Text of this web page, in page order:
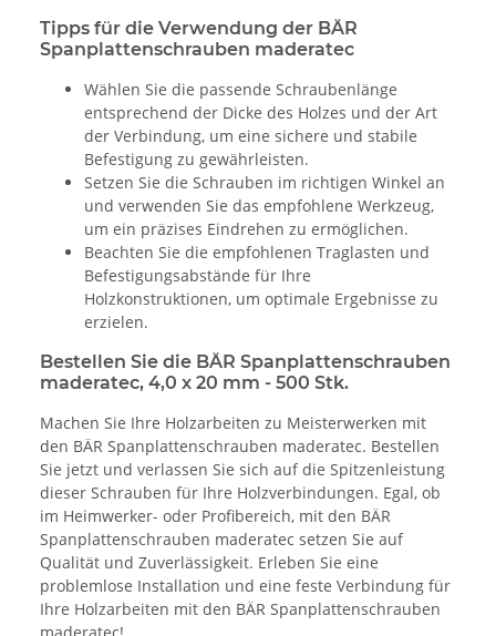
Tipps für die Verwendung der BÄR
Spanplattenschrauben maderatec
Wählen Sie die passende Schraubenlänge
entsprechend der Dicke des Holzes und der Art
der Verbindung, um eine sichere und stabile
Befestigung zu gewährleisten.
Setzen Sie die Schrauben im richtigen Winkel an
und verwenden Sie das empfohlene Werkzeug,
um ein präzises Eindrehen zu ermöglichen.
Beachten Sie die empfohlenen Traglasten und
Befestigungsabstände für Ihre
Holzkonstruktionen, um optimale Ergebnisse zu
erzielen.
Bestellen Sie die BÄR Spanplattenschrauben
maderatec, 4,0 x 20 mm - 500 Stk.
Machen Sie Ihre Holzarbeiten zu Meisterwerken mit
den BÄR Spanplattenschrauben maderatec. Bestellen
Sie jetzt und verlassen Sie sich auf die Spitzenleistung
dieser Schrauben für Ihre Holzverbindungen. Egal, ob
im Heimwerker- oder Profibereich, mit den BÄR
Spanplattenschrauben maderatec setzen Sie auf
Qualität und Zuverlässigkeit. Erleben Sie eine
problemlose Installation und eine feste Verbindung für
Ihre Holzarbeiten mit den BÄR Spanplattenschrauben